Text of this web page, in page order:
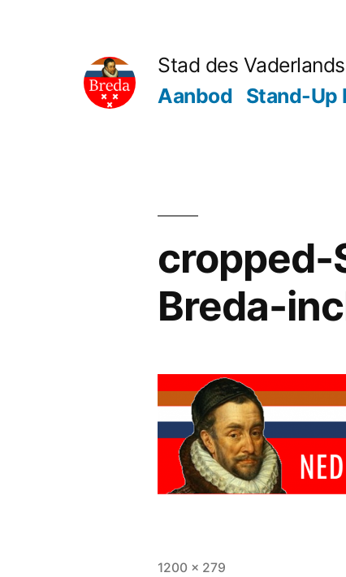
Stad des Vaderlands
Aanbod Stand-Up
cropped-
Breda-
Volledige
1200 × 279